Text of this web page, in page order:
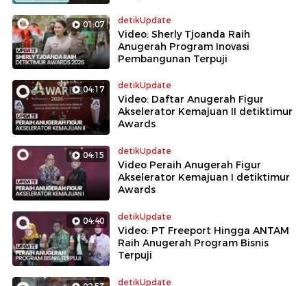
01:07 detikUpdate
Video: Sherly Tjoanda Raih
Anugerah Program Inovasi
Pembangunan Terpuji
04:17 detikUpdate
Video: Daftar Anugerah Figur
Akselerator Kemajuan II detiktimur
Awards
04:15 detikUpdate
Video Peraih Anugerah Figur
Akselerator Kemajuan I detiktimur
Awards
04:40 detikUpdate
Video: PT Freeport Hingga ANTAM
Raih Anugerah Program Bisnis
Terpuji
detikUpdate